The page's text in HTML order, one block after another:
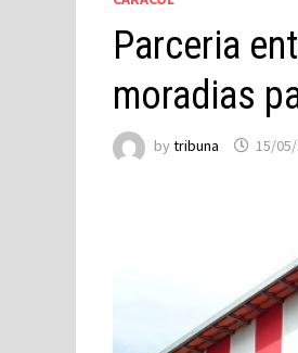
Parceria
moradias
bytribuna 15/